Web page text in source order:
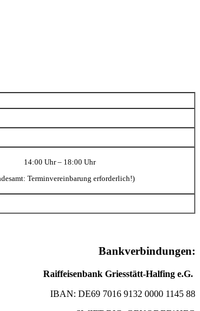
14:00 Uhr – 18:00 Uhr
Terminvereinbarung erforderlich!)
Bankverbindungen:
Raiffeisenbank Griesstätt-Halfing e.G.
IBAN: DE69 7016 9132 0000 1145 88